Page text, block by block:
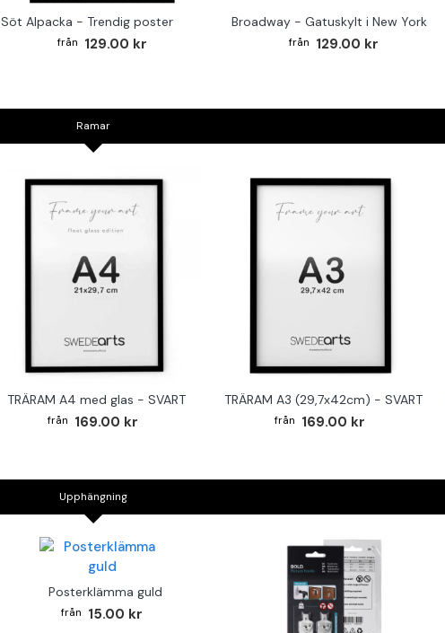
Söt Alpacka - Trendig poster
129.00 kr
Broadway - Gatuskylt i New York
129.00 kr
Ramar
TRÄRAM A4 med glas - SVART
169.00 kr
TRÄRAM A3 (29,7x42cm) - SVART
169.00 kr
Upphängning
Posterklämma guld
15.00 kr